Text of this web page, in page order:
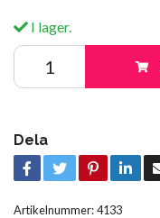
I lager.
Dela
Artikelnummer:4133